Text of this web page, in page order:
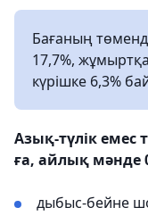
Бағаның
17,7%,
күрішке 6,3%
Азық-түлік емес
ға, айлық мәнде
дыбыс-бейне